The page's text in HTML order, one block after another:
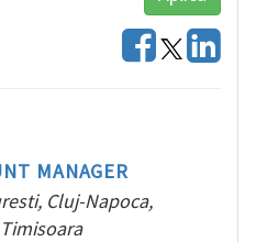
MANAGER
Cluj-Napoca,